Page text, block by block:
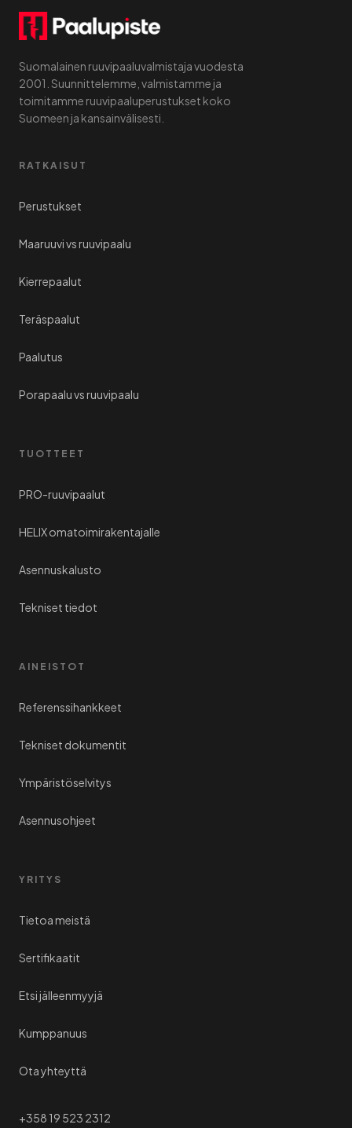
Suomalainen ruuvipaaluvalmistaja vuodesta
2001. Suunnittelemme, valmistamme ja
toimitamme ruuvipaaluperustukset koko
Suomeen ja kansainvälisesti.
RATKAISUT
Perustukset
Maaruuvi vs ruuvipaalu
Kierrepaalut
Teräspaalut
Paalutus
Porapaalu vs ruuvipaalu
TUOTTEET
PRO-ruuvipaalut
HELIX omatoimirakentajalle
Asennuskalusto
Tekniset tiedot
AINEISTOT
Referenssihankkeet
Tekniset dokumentit
Ympäristöselvitys
Asennusohjeet
YRITYS
Tietoa meistä
Sertifikaatit
Etsi jälleenmyyjä
Kumppanuus
Ota yhteyttä
+358 19 523 2312